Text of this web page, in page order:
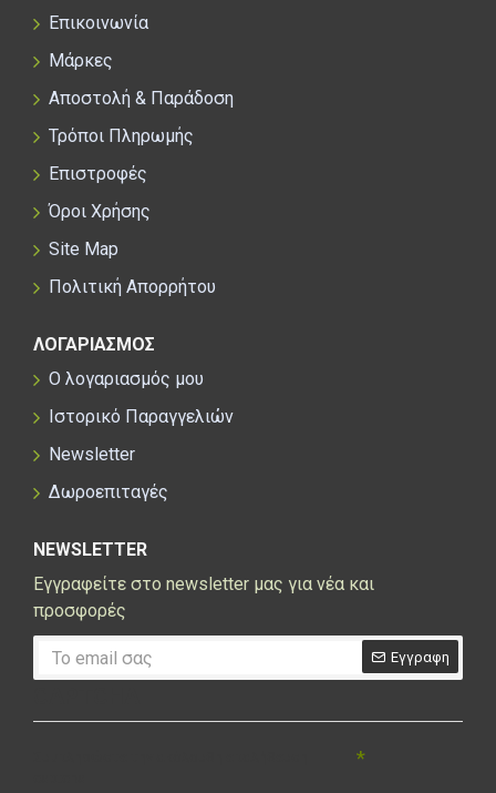
Επικοινωνία
Μάρκες
Αποστολή & Παράδοση
Τρόποι Πληρωμής
Επιστροφές
Όροι Χρήσης
Site Map
Πολιτική Απορρήτου
ΛΟΓΑΡΙΑΣΜΟΣ
Ο λογαριασμός μου
Ιστορικό Παραγγελιών
Newsletter
Δωροεπιταγές
NEWSLETTER
Εγγραφείτε στο newsletter μας για νέα και
προσφορές
Εγγραφη